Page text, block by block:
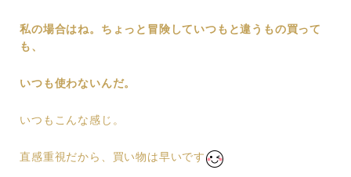
私の場合はね。ちょっと冒険していつもと違うもの買って
も、
いつも使わないんだ。
いつもこんな感じ。
直感重視だから、買い物は早いです